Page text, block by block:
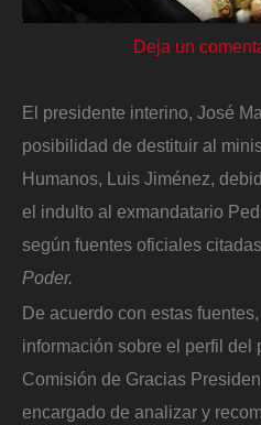
Deja un
El presidente interino, José
posibilidad de destituir al
Humanos, Luis Jiménez,
el indulto al exmandatario
según fuentes oficiales
Poder.
De acuerdo con estas
información sobre el perfil del
Comisión de Gracias
encargado de analizar y